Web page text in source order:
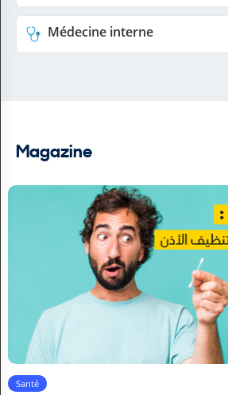
Médecine interne
Magazine
Santé